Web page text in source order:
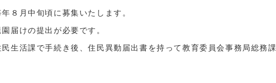
８月中旬頃に募集いたします。
届けの提出が必要です。
生活課で手続き後、住民異動届出書を持って教育委員会事務局総務課